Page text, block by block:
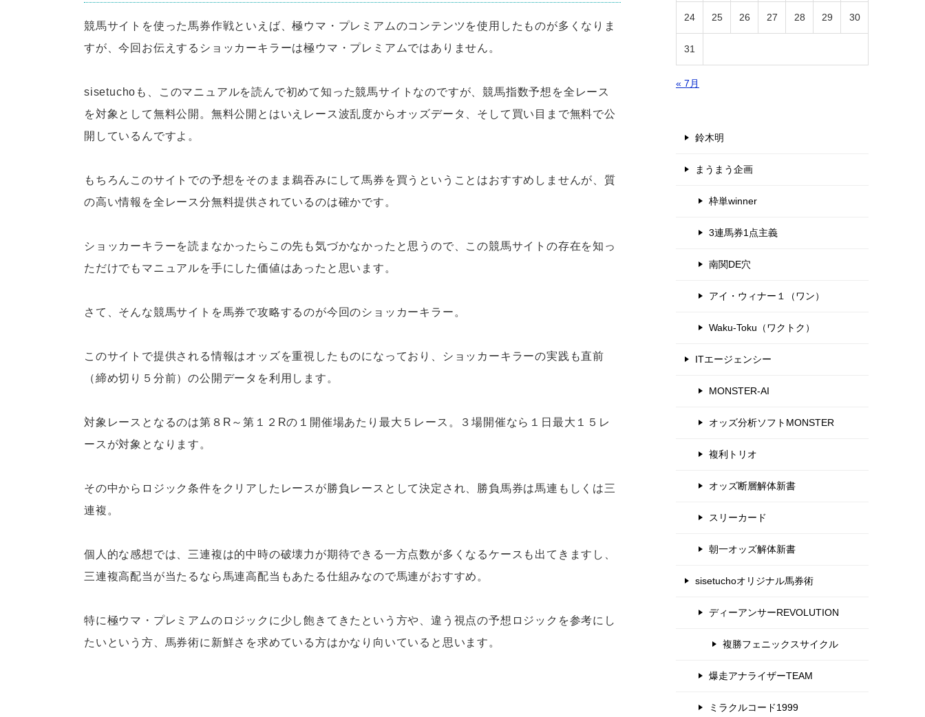
競馬サイトを使った馬券作戦といえば、極ウマ・プレミアムのコンテンツを使用したものが多くなりま
すが、今回お伝えするショッカーキラーは極ウマ・プレミアムではありません。
sisetuchoも、このマニュアルを読んで初めて知った競馬サイトなのですが、競馬指数予想を全レース
を対象として無料公開。無料公開とはいえレース波乱度からオッズデータ、そして買い目まで無料で公
開しているんですよ。
もちろんこのサイトでの予想をそのまま鵜吞みにして馬券を買うということはおすすめしませんが、質
の高い情報を全レース分無料提供されているのは確かです。
ショッカーキラーを読まなかったらこの先も気づかなかったと思うので、この競馬サイトの存在を知っ
ただけでもマニュアルを手にした価値はあったと思います。
さて、そんな競馬サイトを馬券で攻略するのが今回のショッカーキラー。
このサイトで提供される情報はオッズを重視したものになっており、ショッカーキラーの実践も直前
（締め切り５分前）の公開データを利用します。
対象レースとなるのは第８R～第１２Rの１開催場あたり最大５レース。３場開催なら１日最大１５レ
ースが対象となります。
その中からロジック条件をクリアしたレースが勝負レースとして決定され、勝負馬券は馬連もしくは三
連複。
個人的な感想では、三連複は的中時の破壊力が期待できる一方点数が多くなるケースも出てきますし、
三連複高配当が当たるなら馬連高配当もあたる仕組みなので馬連がおすすめ。
特に極ウマ・プレミアムのロジックに少し飽きてきたという方や、違う視点の予想ロジックを参考にし
たいという方、馬券術に新鮮さを求めている方はかなり向いていると思います。
24 25 26 27 28 29 30
31
« 7月
鈴木明
まうまう企画
枠単winner
3連馬券1点主義
南関DE穴
アイ・ウィナー１（ワン）
Waku-Toku（ワクトク）
ITエージェンシー
MONSTER-AI
オッズ分析ソフトMONSTER
複利トリオ
オッズ断層解体新書
スリーカード
朝一オッズ解体新書
sisetuchoオリジナル馬券術
ディーアンサーREVOLUTION
複勝フェニックスサイクル
爆走アナライザーTEAM
ミラクルコード1999